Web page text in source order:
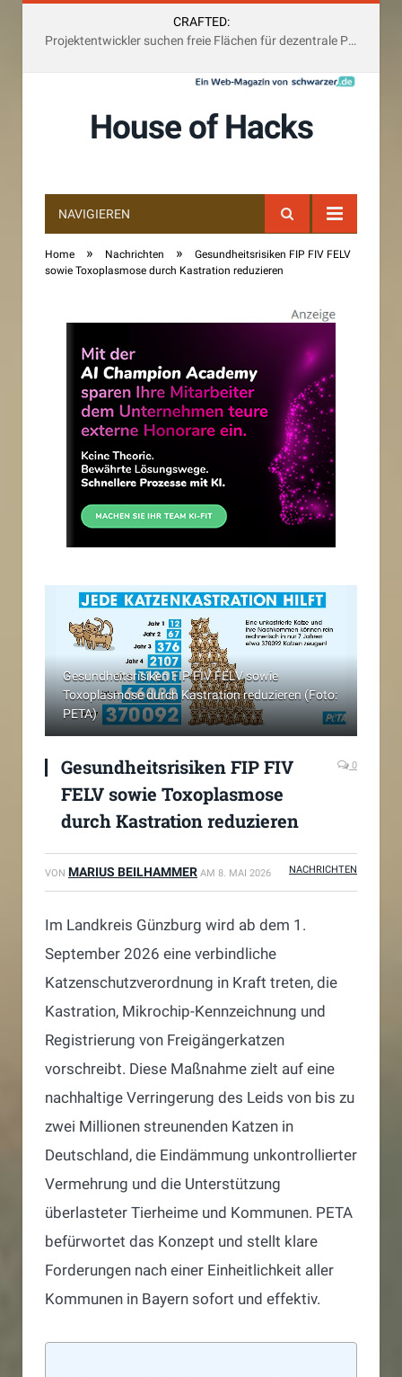
CRAFTED:
Stabilität bei Baukreditzinsen schafft Sicherheit für Käufer und Investoren
House of Hacks
NAVIGIEREN
Home » Nachrichten »
Gesundheitsrisiken FIP FIV FELV
sowie Toxoplasmose durch Kastration reduzieren
Gesundheitsrisiken FIP FIV FELV sowie
Toxoplasmose durch Kastration reduzieren (Foto:
PETA)
Gesundheitsrisiken FIP FIV
FELV sowie Toxoplasmose
durch Kastration reduzieren
0
VON MARIUS BEILHAMMER AM 8. MAI 2026 NACHRICHTEN
Im Landkreis Günzburg wird ab dem 1.
September 2026 eine verbindliche
Katzenschutzverordnung in Kraft treten, die
Kastration, Mikrochip-Kennzeichnung und
Registrierung von Freigängerkatzen
vorschreibt. Diese Maßnahme zielt auf eine
nachhaltige Verringerung des Leids von bis zu
zwei Millionen streunenden Katzen in
Deutschland, die Eindämmung unkontrollierter
Vermehrung und die Unterstützung
überlasteter Tierheime und Kommunen. PETA
befürwortet das Konzept und stellt klare
Forderungen nach einer Einheitlichkeit aller
Kommunen in Bayern sofort und effektiv.